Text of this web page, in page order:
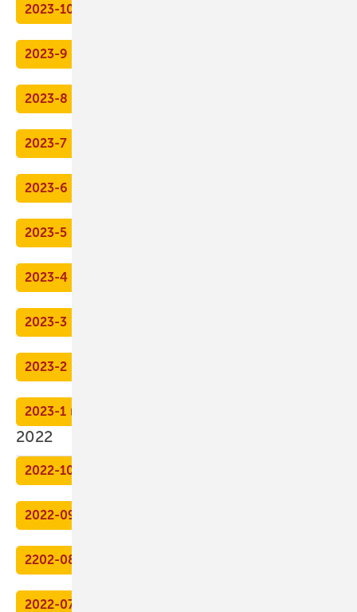
2023-10
2023-9
2023-8
2023-7
2023-6
2023-5
2023-4
2023-3
2023-2
2023-1
2022
2022-10
2022-09
2202-08
2022-07